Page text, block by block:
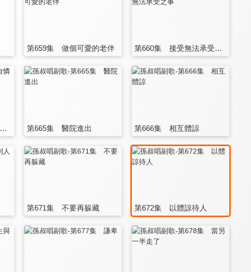
第659集 做個可愛的老伴 第660集 接受無法承受之事
第664集 自憐不如主動關懷 第665集 醫院進出 第666集 相互體諒
第671集 不要再躲藏 第672集 以體諒待人